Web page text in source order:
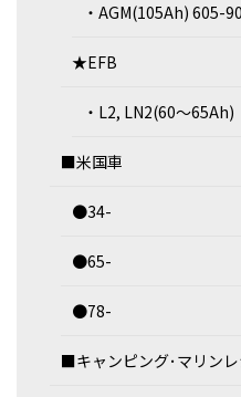
・AGM(105Ah) 605-
★EFB
・L2, LN2(60～65Ah)
■米国車
●34-
●65-
●78-
■キャンピング･マリンレ